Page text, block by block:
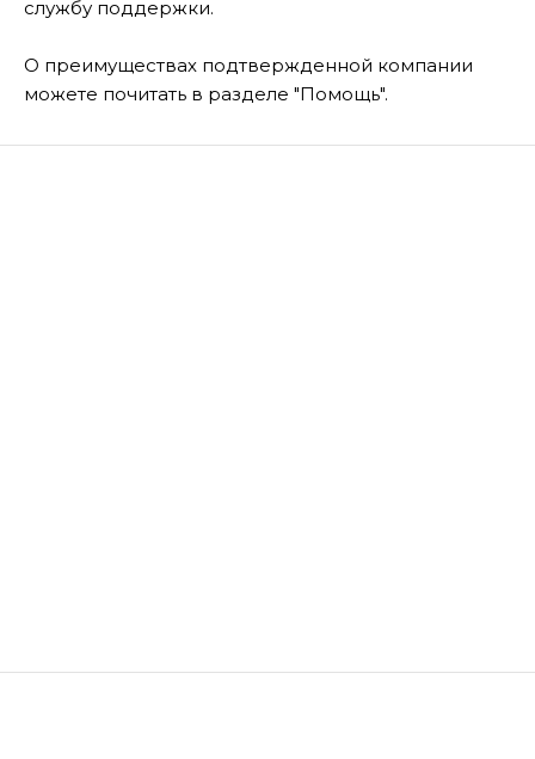
службу поддержки.
О преимуществах подтвержденной компании
можете почитать в разделе "Помощь".